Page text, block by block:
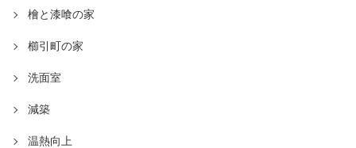
檜と漆喰の家
櫛引町の家
洗面室
減築
温熱向上